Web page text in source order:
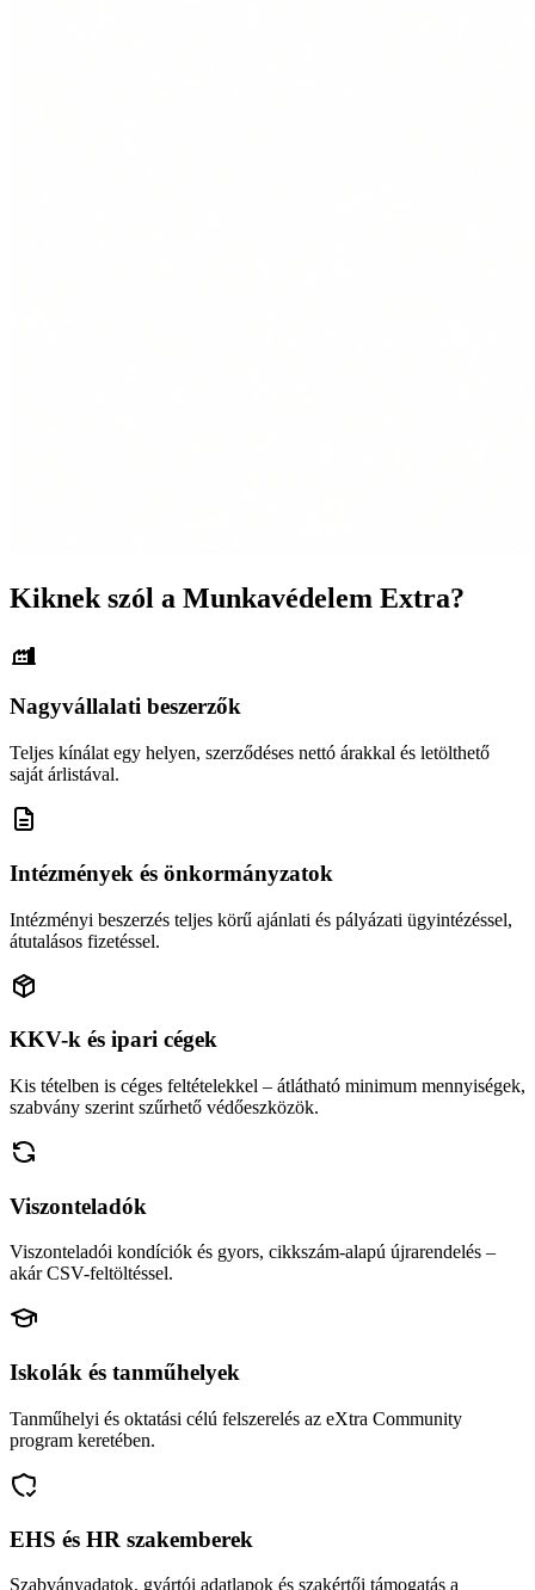
Kiknek szól a Munkavédelem Extra?
Nagyvállalati beszerzők
Teljes kínálat egy helyen, szerződéses nettó árakkal és letölthető
saját árlistával.
Intézmények és önkormányzatok
Intézményi beszerzés teljes körű ajánlati és pályázati ügyintézéssel,
átutalásos fizetéssel.
KKV-k és ipari cégek
Kis tételben is céges feltételekkel – átlátható minimum mennyiségek,
szabvány szerint szűrhető védőeszközök.
Viszonteladók
Viszonteladói kondíciók és gyors, cikkszám-alapú újrarendelés –
akár CSV-feltöltéssel.
Iskolák és tanműhelyek
Tanműhelyi és oktatási célú felszerelés az eXtra Community
program keretében.
EHS és HR szakemberek
Szabványadatok, gyártói adatlapok és szakértői támogatás a